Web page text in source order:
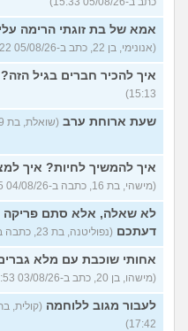
אמא של בת זוגתי הרימה
(אנונימי, בן 22, כתב ב-05/08/26 15:22)
איך להכיר חברים בגיל הזה?
15:13)
שעת ארוחת ערב (שואלת, בת 19, כתבה ב-04/08/26 13:14)
איך להמשיך לחיות? איך
(מישהי, בת 16, כתבה ב-04/08/26 13:05)
לא שאלה, אלא סתם פריקה
דעתכם (נפוליטנה, בת 23, כתבה ב-03/08/26 18:04)
אחותי שוכבת עם מלא
(מישהו, בן 20, כתב ב-03/08/26 17:53)
לעבור מגוב ללוחמה
17:42)